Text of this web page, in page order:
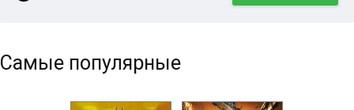
Самые популярные